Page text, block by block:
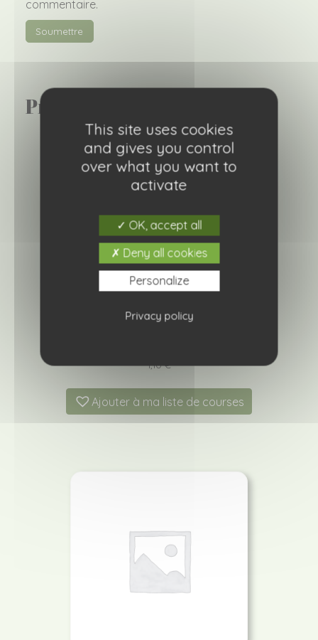
commentaire.
Produits similaires
1,10€
Ajouter à ma liste de courses
This site uses cookies
and gives you control
over what you want to
activate
OK, accept all
Deny all cookies
Personalize
Privacy policy